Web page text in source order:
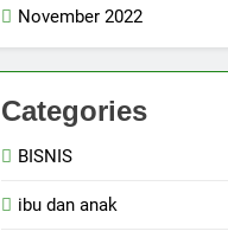
November 2022
Categories
BISNIS
ibu dan anak